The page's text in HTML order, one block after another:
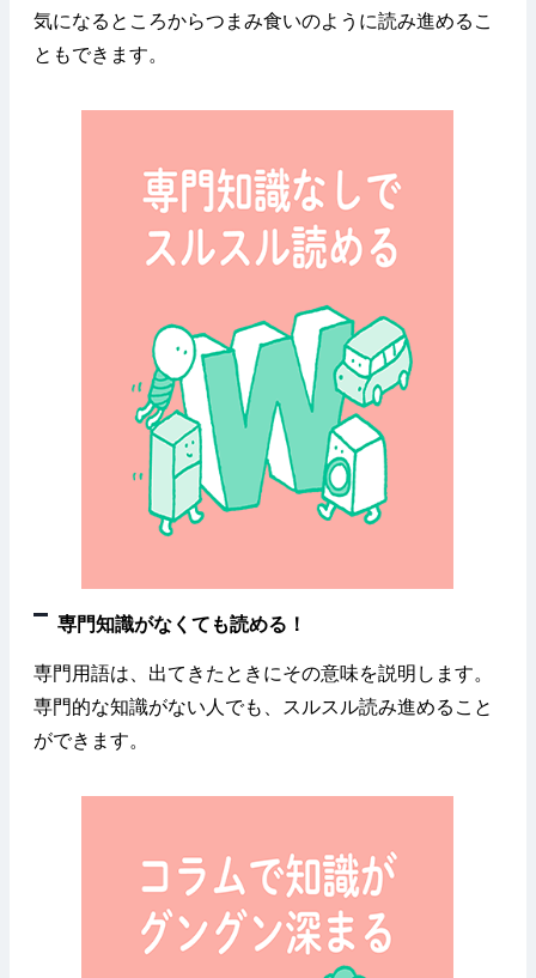
気になるところからつまみ食いのように読み進めるこ
ともできます。
専門知識がなくても読める！
専門用語は、出てきたときにその意味を説明します。
専門的な知識がない人でも、スルスル読み進めること
ができます。